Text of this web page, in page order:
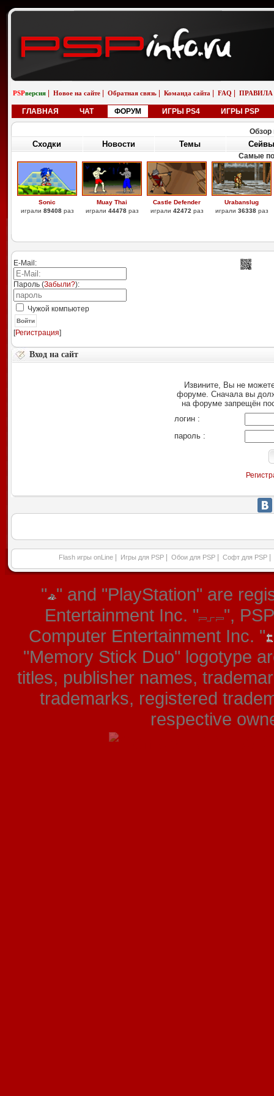
PSPверсия Новое на сайте Обратная связь Команда сайта FAQ ПРАВИЛА
ГЛАВНАЯ ЧАТ ФОРУМ ИГРЫ PS4 ИГРЫ PSP
Обзор
Сходки Новости Темы Сейвы
Самые
Sonic
играли 89408раз
Muay Thai
играли 44478раз
Castle Defender
играли 42472 раз
Urabanslug
играли 36338раз
E-Mail:
Пароль (Забыли?):
Чужой компьютер
Войти
[Регистрация]
Вход на сайт
Извините, Вы не
форуме. Сначала вы
на форуме запрещён
логин :
пароль :
Flash игры onLine Игры для PSP Обои для PSP Софт для PSP
" " and "PlayStation" are
Entertainment Inc. "
",
Computer Entertainment Inc. "
"Memory Stick Duo" logotype
titles, publisher names,
trademarks, registered
respective